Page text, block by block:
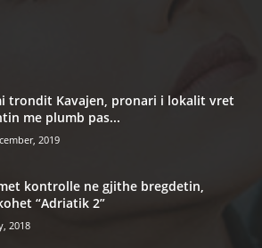
trondit Kavajen, pronari i lokalit vret
me plumb pas...
2019
kontrolle ne gjithe bregdetin,
“Adriatik 2”
2018